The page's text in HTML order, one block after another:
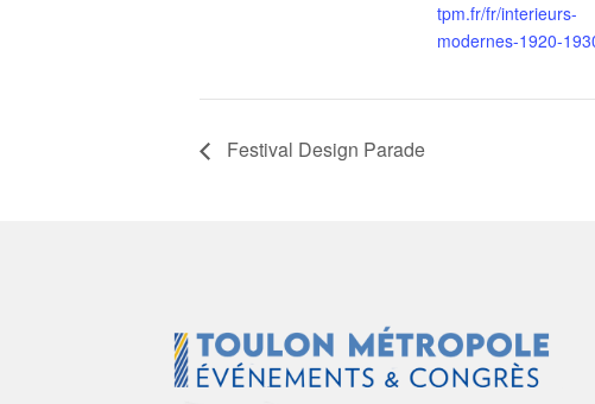
tpm.fr/fr/interieurs-
modernes-1920-
Festival Design Parade